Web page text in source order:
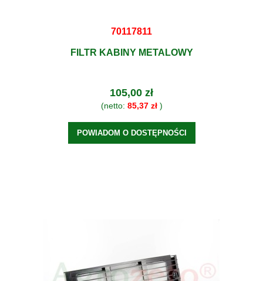
70117811
FILTR KABINY METALOWY
105,00 zł
(netto: 85,37 zł)
POWIADOM O DOSTĘPNOŚCI